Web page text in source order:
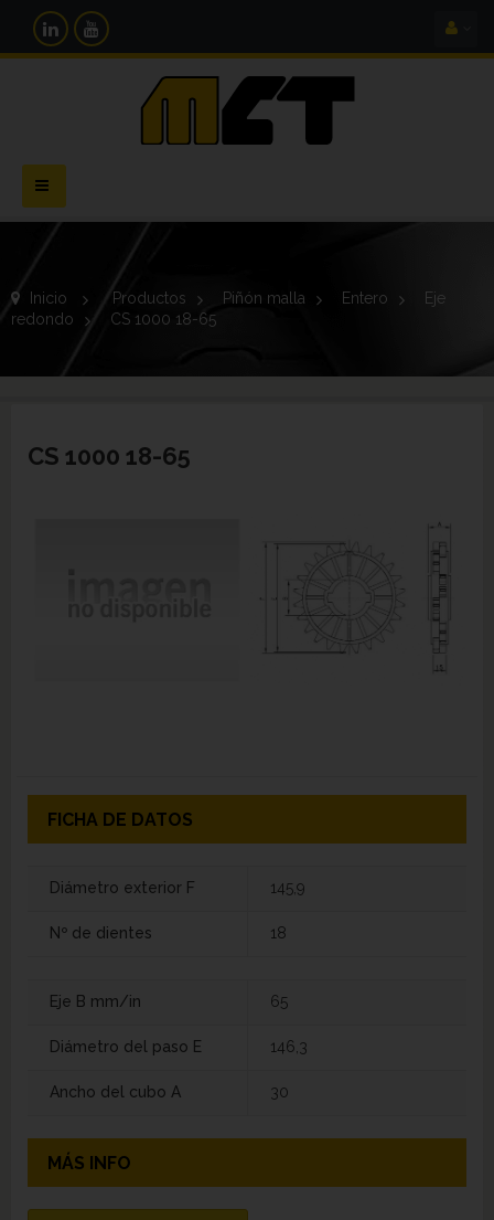
Navegación
Toggle
Inicio > Productos > Piñón malla > Entero >
Eje
redondo
> CS 1000 18-65
CS 1000 18-65
FICHA DE DATOS
Diámetro exterior F 145,9
Nº de dientes 18
Eje B mm/in 65
Diámetro del paso E 146,3
Ancho del cubo A 30
MÁS INFO